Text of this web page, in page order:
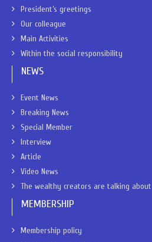
President’s greetings
Our colleague
Main Activities
Within the social responsibility
NEWS
Event News
Breaking News
Special Member
Interview
Article
Video News
The wealthy creators are talking about
MEMBERSHIP
Membership policy